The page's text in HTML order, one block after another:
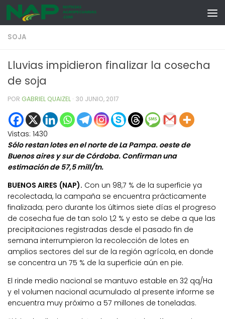
Skip to content
SOJA
Lluvias impidieron finalizar la cosecha
de soja
POR GABRIEL QUAIZEL · 30 JUNIO, 2017
Vistas: 1430
Sólo restan lotes en el norte de La Pampa. oeste de
Buenos aires y sur de Córdoba. Confirman una
estimación de 57,5 mill/tn.
BUENOS AIRES (NAP). Con un 98,7 % de la superficie ya
recolectada, la campaña se encuentra prácticamente
finalizada; pero durante los últimos siete días el progreso
de cosecha fue de tan solo 1,2 % y esto se debe a que las
precipitaciones registradas desde el pasado fin de
semana interrumpieron la recolección de lotes en
amplios sectores del sur de la región agrícola, en donde
se concentra un 75 % de la superficie aún en pie.
El rinde medio nacional se mantuvo estable en 32 qq/Ha
y el volumen nacional acumulado al presente informe se
encuentra muy próximo a 57 millones de toneladas.